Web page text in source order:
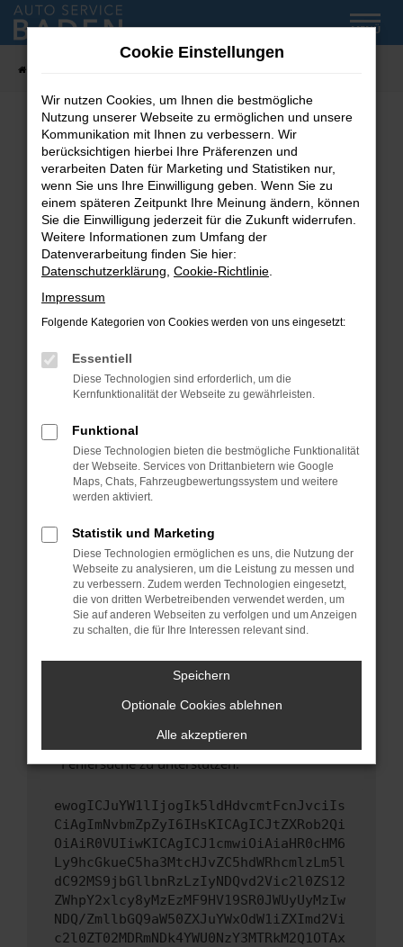
Zum
Hauptinhalt
MENÜ
Fehler: Network Error
Beim Laden ist ein Fehler aufgetreten.
Hier sind ein paar Tipps, die dir helfen können:
Überprüfe deine Firewall und deine
Internetverbindung.
Laden andere Webseiten, zum Beispiel deine
Suchmaschine?
Prüfe deine Browsererweiterungen.
können das Laden bestimmter Seiten
verhindern. Funktioniert die Seite in einem
Fenster?
Starte dein Gerät neu.
Das kann manchmal helfen, vorübergehende
Probleme zu beheben.
Betriebssystem auf dem neuesten Stand
sind.
Veraltete Software birgt nicht nur ein
Sicherheitsrisiko, sondern kann auch dazu
führen, dass bestimmte Funktionen nicht mehr
unterstützt werden.
Wende dich an den Webseitenbetreiber.
Wenn du alle oben genannten Schritte versucht
hast, kontaktiere uns bitte. Wir werden
uns diesen Text schicken, um uns bei der
Fehlersuche zu unterstützen:
ewogICJuYW1lIjogIk5ldHdvcmtFcnJvciIs
CiAgImNvbmZpZyI6IHsKICAgICJtZXRob2Qi
OiAiR0VUIiwKICAgICJ1cmwiOiAiaHR0cHM6
Ly9hcGkueC5ha3MtcHJvZC5hdWRhcmlzLm5l
dC92MS9jbGllbnRzLzIyNDQvd2Vic2l0ZS12
ZWhpY2xlcy8yMzEzMF9HV19SR0JWUyUyMzIw
NDQ/ZmllbGQ9aW50ZXJuYWxOdW1iZXImd2Vi
c2l0ZT02MDRmNDk4YWU0NzY3MTRkM2Q1OTAx
Cookie Einstellungen
Wir nutzen Cookies, um Ihnen die bestmögliche
Nutzung unserer Webseite zu ermöglichen und unsere
Kommunikation mit Ihnen zu verbessern. Wir
berücksichtigen hierbei Ihre Präferenzen und
verarbeiten Daten für Marketing und Statistiken nur,
wenn Sie uns Ihre Einwilligung geben. Wenn Sie zu
einem späteren Zeitpunkt Ihre Meinung ändern, können
Sie die Einwilligung jederzeit für die Zukunft widerrufen.
Weitere Informationen zum Umfang der
Datenverarbeitung finden Sie hier:
Datenschutzerklärung Cookie-Richtlinie
Impressum
Folgende Kategorien von Cookies werden von uns eingesetzt:
Essentiell
Diese Technologien sind erforderlich, um die
Kernfunktionalität der Webseite zu gewährleisten.
Funktional
Diese Technologien bieten die bestmögliche Funktionalität
der Webseite. Services von Drittanbietern wie Google
Maps, Chats, Fahrzeugbewertungssystem und weitere
werden aktiviert.
Statistik und Marketing
Diese Technologien ermöglichen es uns, die Nutzung der
Webseite zu analysieren, um die Leistung zu messen und
zu verbessern. Zudem werden Technologien eingesetzt,
die von dritten Werbetreibenden verwendet werden, um
Sie auf anderen Webseiten zu verfolgen und um Anzeigen
zu schalten, die für Ihre Interessen relevant sind.
Speichern
Optionale Cookies ablehnen
Alle akzeptieren